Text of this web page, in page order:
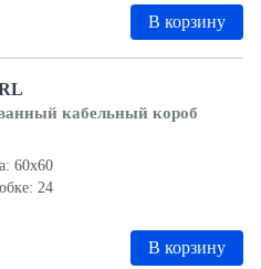
В корзину
кабельный короб
60x60
24
В корзину